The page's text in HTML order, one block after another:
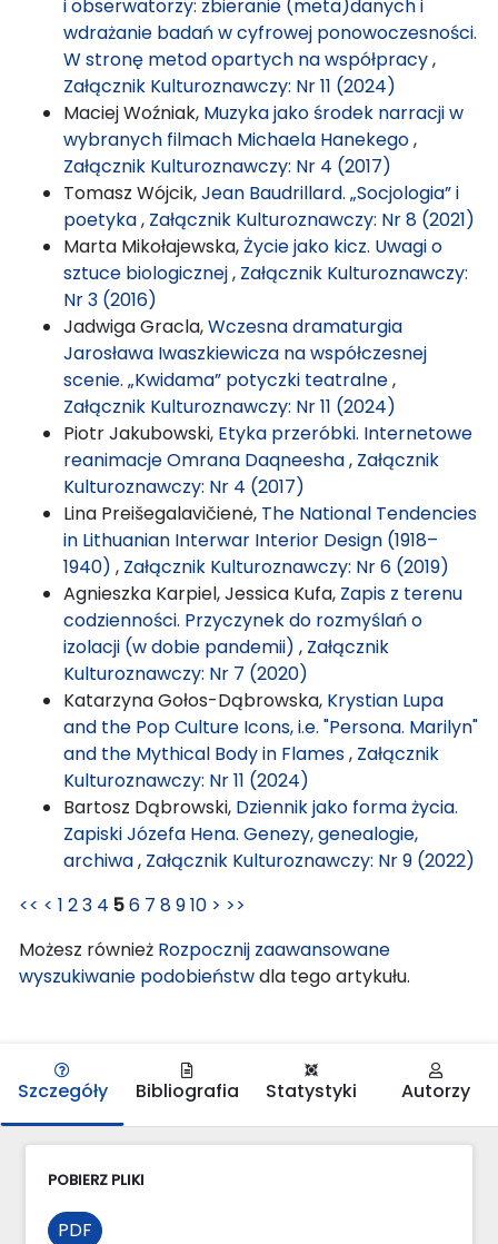
i obserwatorzy: zbieranie (meta)danych i
wdrażanie badań w cyfrowej ponowoczesności.
W stronę metod opartych na współpracy,
Załącznik Kulturoznawczy: Nr 11 (2024)
Maciej Woźniak, Muzyka jako środek narracji w
wybranych filmach Michaela Hanekego,
Załącznik Kulturoznawczy: Nr 4 (2017)
Tomasz Wójcik,Jean Baudrillard. „Socjologia” i
poetyka, Załącznik Kulturoznawczy: Nr 8 (2021)
Marta Mikołajewska,Życie jako kicz. Uwagi o
sztuce biologicznej, Załącznik Kulturoznawczy:
Nr 3 (2016)
Jadwiga Gracla,Wczesna dramaturgia
Jarosława Iwaszkiewicza na współczesnej
scenie. „Kwidama” potyczki teatralne,
Załącznik Kulturoznawczy: Nr 11 (2024)
Piotr Jakubowski, Etyka przeróbki. Internetowe
reanimacje Omrana Daqneesha, Załącznik
Kulturoznawczy: Nr 4 (2017)
Lina Preišegalavičienė, The National Tendencies
in Lithuanian Interwar Interior Design (1918–
1940) , Załącznik Kulturoznawczy: Nr 6 (2019)
Agnieszka Karpiel, Jessica Kufa, Zapis z terenu
codzienności. Przyczynek do rozmyślań o
izolacji (w dobie pandemii) , Załącznik
Kulturoznawczy: Nr 7 (2020)
Katarzyna Gołos-Dąbrowska, Krystian Lupa
and the Pop Culture Icons, i.e. "Persona. Marilyn"
and the Mythical Body in Flames, Załącznik
Kulturoznawczy: Nr 11 (2024)
Bartosz Dąbrowski, Dziennik jako forma życia.
Zapiski Józefa Hena. Genezy, genealogie,
archiwa, Załącznik Kulturoznawczy: Nr 9 (2022)
<< < 1 23 4 56 7 8910 > >>
Możesz również Rozpocznij zaawansowane
wyszukiwanie podobieństwdla tego artykułu.
Szczegóły Bibliografia Statystyki Autorzy
POBIERZ PLIKI
PDF